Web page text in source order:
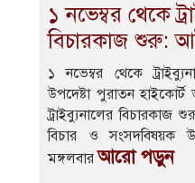
১ নভেম্বর থেকে
বিচারকাজ শুরু:
১ নভেম্বর থেকে
উপদেষ্টা পুরাতন
ট্রাইব্যুনালের
বিচার ও সংসদবিষয়ক
মঙ্গলবার আরো পড়ুন